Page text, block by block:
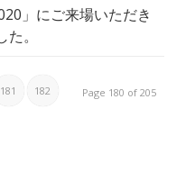
」にご来場いただき
。
Page 180 of 205
181 182